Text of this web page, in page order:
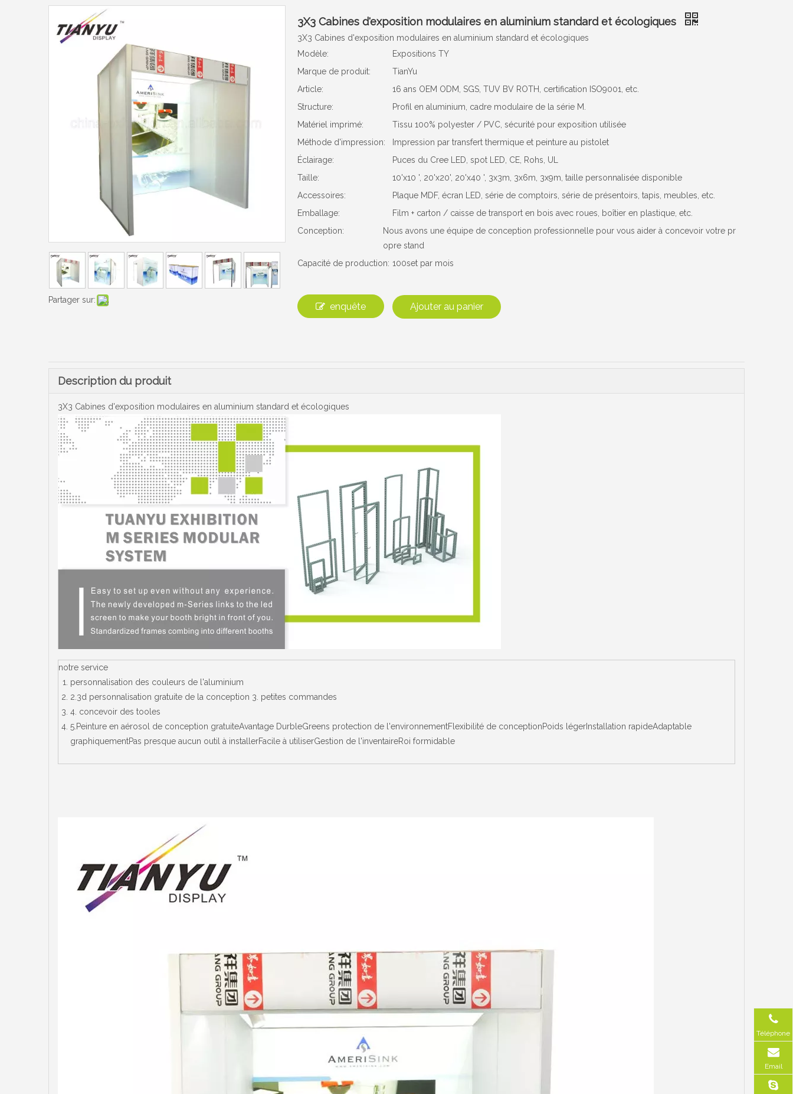
Partager sur:
3X3 Cabines d'exposition modulaires en aluminium standard et écologiques
3X3 Cabines d'exposition modulaires en aluminium standard et écologiques
Modèle:
Expositions TY
Marque de produit:
TianYu
Article:
16 ans OEM ODM, SGS, TUV BV ROTH, certification ISO9001, etc.
Structure:
Profil en aluminium, cadre modulaire de la série M.
Matériel imprimé:
Tissu 100% polyester / PVC, sécurité pour exposition utilisée
Méthode d'impression:
Impression par transfert thermique et peinture au pistolet
Éclairage:
Puces du Cree LED, spot LED, CE, Rohs, UL
Taille:
10'x10 ', 20'x20', 20'x40 ', 3x3m, 3x6m, 3x9m, taille personnalisée disponible
Accessoires:
Plaque MDF, écran LED, série de comptoirs, série de présentoirs, tapis, meubles, etc.
Emballage:
Film + carton / caisse de transport en bois avec roues, boîtier en plastique, etc.
Conception:
Nous avons une équipe de conception professionnelle pour vous aider à concevoir votre pr
opre stand
Capacité de production: 100set par mois
enquête Ajouter au panier
Description du produit
3X3 Cabines d'exposition modulaires en aluminium standard et écologiques
notre service
personnalisation des couleurs de l'aluminium
2.3d personnalisation gratuite de la conception 3. petites commandes
4. concevoir des tooles
5.Peinture en aérosol de conception gratuiteAvantage DurbleGreens protection de l'environnementFlexibilité de conceptionPoids légerInstallation rapideAdaptable
graphiquementPas presque aucun outil à installerFacile à utiliserGestion de l'inventaireRoi formidable
Téléphone
Email